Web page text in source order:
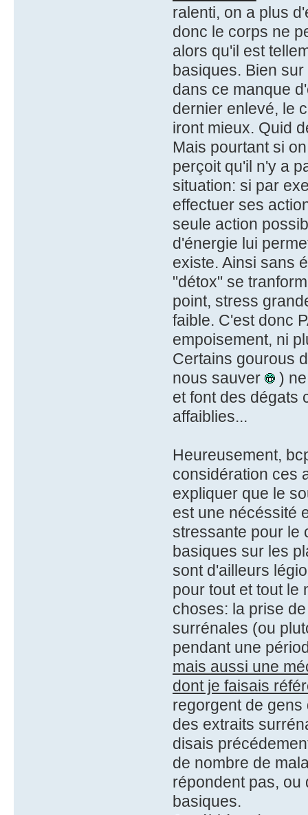
ralenti, on a plus
donc le corps ne
alors qu'il est
basiques. Bien
dans ce manque
dernier enlevé, le
iront mieux. Quid
Mais pourtant si
perçoit qu'il n'y a
situation: si par
effectuer ses
seule action
d'énergie lui
existe. Ainsi sans
"détox" se
point, stress
faible. C'est donc
empoisement, ni
Certains gourous
nous sauver
) ne
et font des dégats
affaiblies...
Heureusement,
considération ces
expliquer que le
est une nécéssité
stressante pour le
basiques sur les
sont d'ailleurs
pour tout et tout le
choses: la prise
surrénales (ou
pendant une
mais aussi une
dont je faisais
regorgent de
des extraits
disais
de nombre de
répondent pas, ou
basiques.